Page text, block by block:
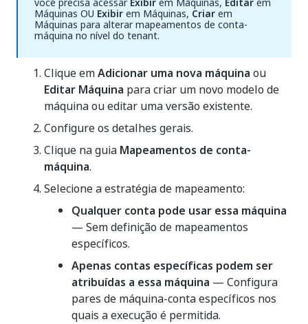
Máquinas OU Exibirem Máquinas, Criarem
Máquinas para alterar mapeamentos de conta-
máquina no nível do tenant.
Clique emAdicionar uma nova máquina ou
Editar Máquina para criar um novo modelo de
máquina ou editar uma versão existente.
Configure os detalhes gerais.
Clique na guia Mapeamentos de conta-
máquina.
Selecione a estratégia de mapeamento:
Qualquer conta pode usar essa máquina
— Sem definição de mapeamentos
específicos.
Apenas contas específicas podem ser
atribuídas a essa máquina — Configura
pares de máquina-conta específicos nos
quais a execução é permitida.